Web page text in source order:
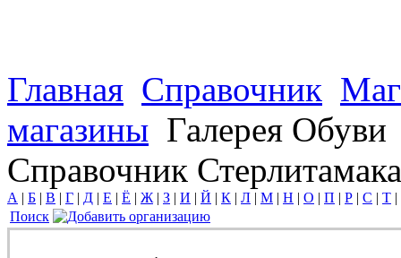
Главная Справочник
магазины Галерея Обуви
Справочник Стерлитамака
А | Б | В | Г | Д | Е | Ё | Ж | З | И | Й | К | Л | М | Н | О | П | Р | С | Т |
Поиск